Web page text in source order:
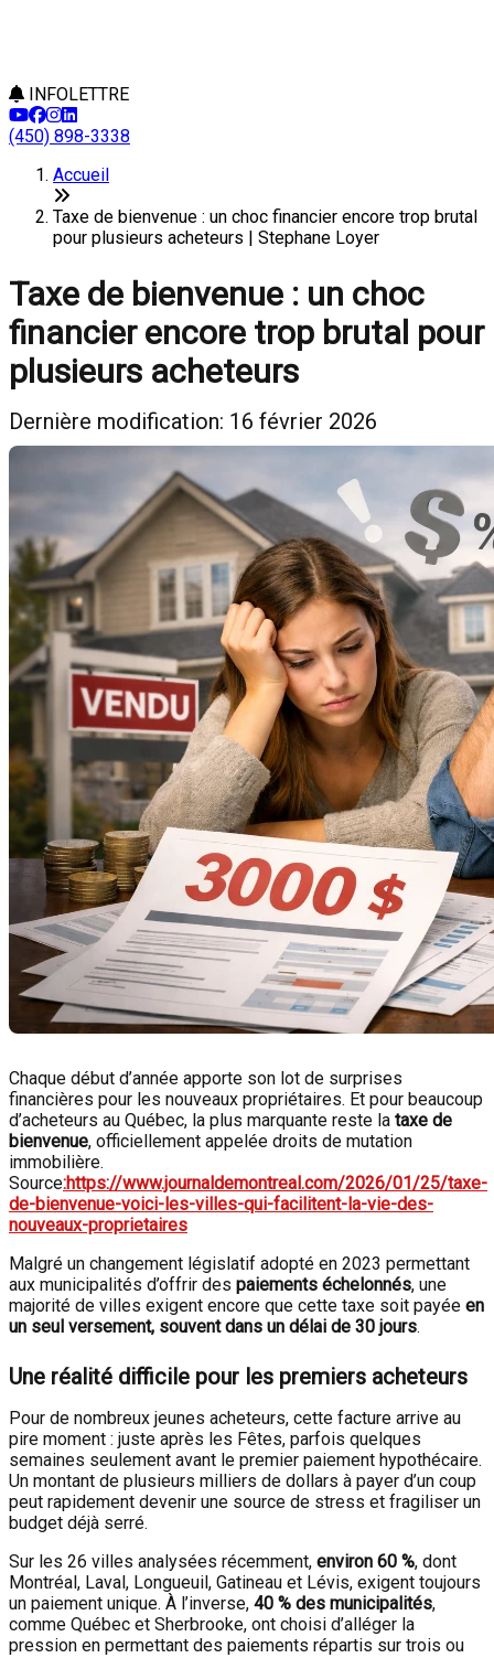
INFOLETTRE
(450) 898-3338
Accueil
Taxe de bienvenue : un choc financier encore trop brutal
pour plusieurs acheteurs | Stephane Loyer
Taxe de bienvenue : un choc
financier encore trop brutal pour
plusieurs acheteurs
Dernière modification: 16 février 2026
Chaque début d’année apporte son lot de surprises
financières pour les nouveaux propriétaires. Et pour beaucoup
d’acheteurs au Québec, la plus marquante reste la taxe de
bienvenue, officiellement appelée droits de mutation
immobilière.
Source:https://www.journaldemontreal.com/2026/01/25/taxe-
de-bienvenue-voici-les-villes-qui-facilitent-la-vie-des-
nouveaux-proprietaires
Malgré un changement législatif adopté en 2023 permettant
aux municipalités d’offrir des paiements échelonnés, une
majorité de villes exigent encore que cette taxe soit payée en
un seul versement, souvent dans un délai de 30 jours.
Une réalité difficile pour les premiers acheteurs
Pour de nombreux jeunes acheteurs, cette facture arrive au
pire moment : juste après les Fêtes, parfois quelques
semaines seulement avant le premier paiement hypothécaire.
Un montant de plusieurs milliers de dollars à payer d’un coup
peut rapidement devenir une source de stress et fragiliser un
budget déjà serré.
Sur les 26 villes analysées récemment, environ 60 %, dont
Montréal, Laval, Longueuil, Gatineau et Lévis, exigent toujours
un paiement unique. À l’inverse, 40 % des municipalités,
comme Québec et Sherbrooke, ont choisi d’alléger la
pression en permettant des paiements répartis sur trois ou